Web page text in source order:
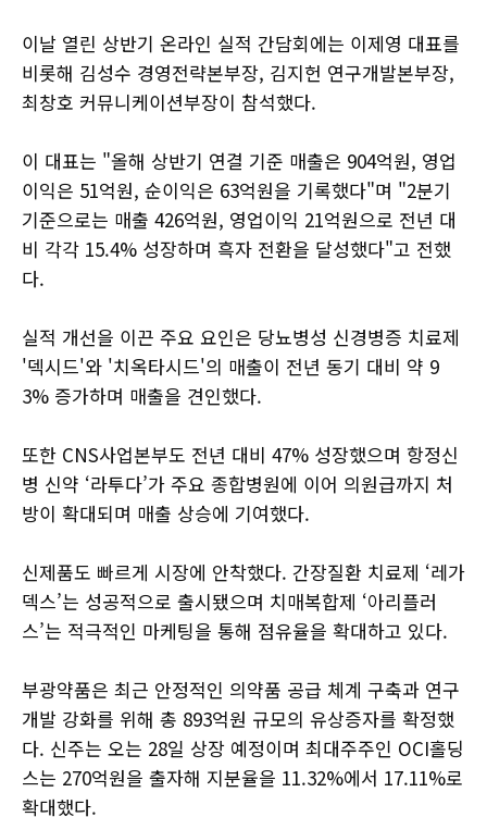
이날 열린 상반기 온라인 실적 간담회에는 이제영 대표를
비롯해 김성수 경영전략본부장, 김지헌 연구개발본부장,
최창호 커뮤니케이션부장이 참석했다.
이 대표는 "올해 상반기 연결 기준 매출은 904억원, 영업
이익은 51억원, 순이익은 63억원을 기록했다"며 "2분기
기준으로는 매출 426억원, 영업이익 21억원으로 전년 대
비 각각 15.4% 성장하며 흑자 전환을 달성했다"고 전했
다.
실적 개선을 이끈 주요 요인은 당뇨병성 신경병증 치료제
'덱시드'와 '치옥타시드'의 매출이 전년 동기 대비 약 9
3% 증가하며 매출을 견인했다.
또한 CNS사업본부도 전년 대비 47% 성장했으며 항정신
병 신약 ‘라투다’가 주요 종합병원에 이어 의원급까지 처
방이 확대되며 매출 상승에 기여했다.
신제품도 빠르게 시장에 안착했다. 간장질환 치료제 ‘레가
덱스’는 성공적으로 출시됐으며 치매복합제 ‘아리플러
스’는 적극적인 마케팅을 통해 점유율을 확대하고 있다.
부광약품은 최근 안정적인 의약품 공급 체계 구축과 연구
개발 강화를 위해 총 893억원 규모의 유상증자를 확정했
다. 신주는 오는 28일 상장 예정이며 최대주주인 OCI홀딩
스는 270억원을 출자해 지분율을 11.32%에서 17.11%로
확대했다.